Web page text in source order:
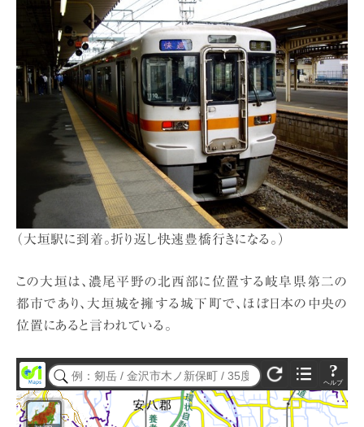
（大垣駅に到着。折り返し快速豊橋行きになる。）
この大垣は、濃尾平野の北西部に位置する岐阜県第二の
都市であり、大垣城を擁する城下町で、ほぼ日本の中央の
位置にあると言われている。